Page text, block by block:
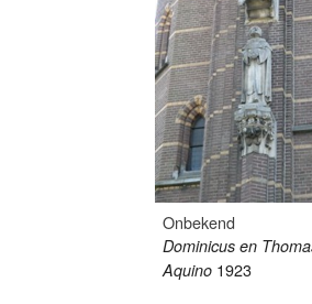
Onbekend
Dominicus en
Aquino 1923